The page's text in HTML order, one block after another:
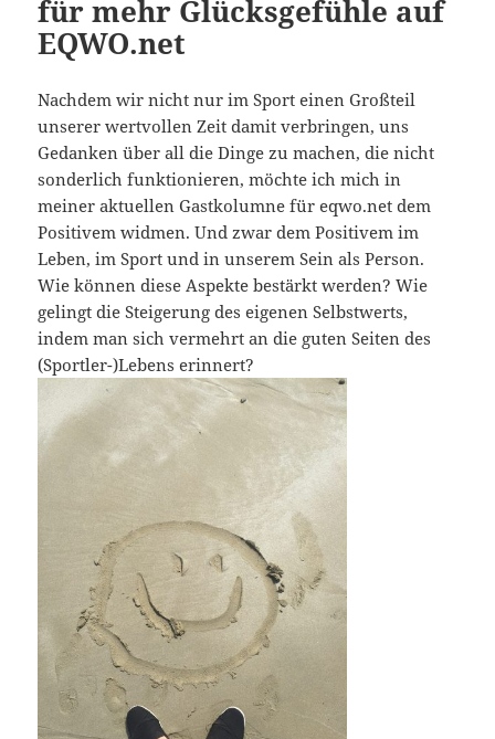
für mehr Glücksgefühle auf
EQWO.net
Nachdem wir nicht nur im Sport einen Großteil
unserer wertvollen Zeit damit verbringen, uns
Gedanken über all die Dinge zu machen, die nicht
sonderlich funktionieren, möchte ich mich in
meiner aktuellen Gastkolumne für eqwo.net dem
Positivem widmen. Und zwar dem Positivem im
Leben, im Sport und in unserem Sein als Person.
Wie können diese Aspekte bestärkt werden? Wie
gelingt die Steigerung des eigenen Selbstwerts,
indem man sich vermehrt an die guten Seiten des
(Sportler-)Lebens erinnert?